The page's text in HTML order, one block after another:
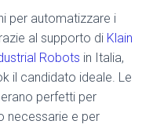
per automatizzare i
al supporto di Klain
Robots in Italia,
il candidato ideale. Le
perfetti per
necessarie e per